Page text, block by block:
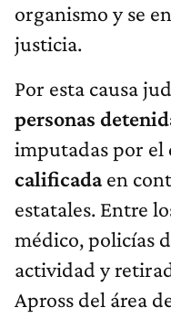
organismo y se
justicia.
Por esta causa
personas
imputadas por el
calificadaen
estatales. Entre
médico, policías
actividad y
Apross del área